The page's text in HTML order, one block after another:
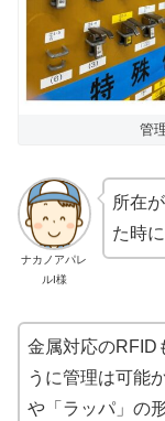
管
ナカノアパレ
ルI様
所在
た時
金属対応のRFID
うに管理は可能
や「ラッパ」の